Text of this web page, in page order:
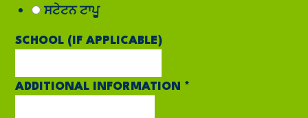
ਸਟੇਟਨ ਟਾਪੂ
SCHOOL (IF APPLICABLE)
ADDITIONAL INFORMATION *